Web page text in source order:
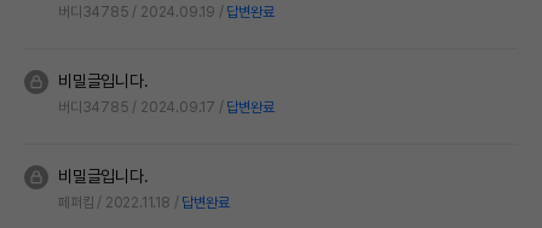
버디34785 2024.09.19 답변완료
비밀글입니다.
버디34785 2024.09.17 답변완료
비밀글입니다.
페퍼킴 2022.11.18 답변완료